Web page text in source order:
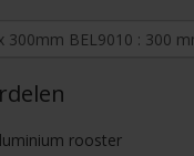
rooster